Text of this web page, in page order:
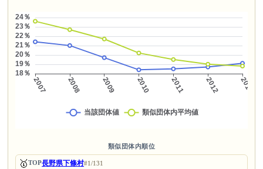
類似団体内順位
🥇TOP長野県下條村#1/131